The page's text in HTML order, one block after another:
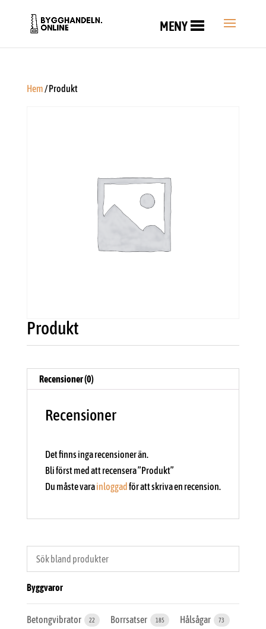
MENY
Hem/ Produkt
Produkt
Recensioner (0)
Recensioner
Det finns inga recensioner än.
Bli först med att recensera ”Produkt”
Du måste varainloggad för att skriva en recension.
Byggvaror
Betongvibrator 22 Borrsatser 185 Hålsågar 73